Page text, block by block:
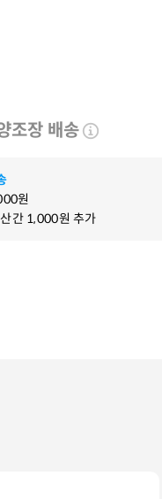
조장 배송
원
간 1,000원 추가